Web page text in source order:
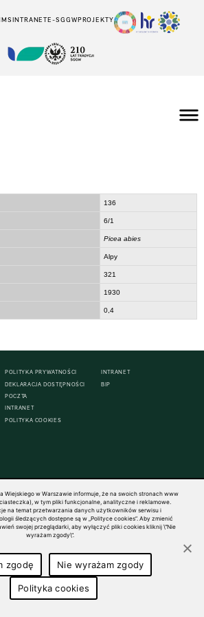
INTRANETE-SGGWPROJEKTY
136
6/1
Picea abies
Alpy
321
1930
0,4
POLITYKA PRYWATNOŚCI
DEKLARACJA DOSTĘPNOŚCI
POCZTA
INTRANET
POLITYKA COOKIES
INTRANET
BIP
— ALL RIGHTS RESERVED
Wiejskiego w Warszawie informuje, że na swoich stronach www
w tym pliki funkcjonalne, analityczne i reklamowe.
na temat przetwarzania danych użytkowników serwisu i
śledzących dostępne są w „Polityce cookies”. Aby zmienić
swojej przeglądarki, aby wyłączyć pliki cookies kliknij \"Nie
wyrażam zgody\".
zgodę Nie wyrażam zgody
Polityka cookies